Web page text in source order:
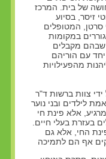
של בית. המרכז
זיסר, בסיוע
סרטן, המטופלים
במקומות
שבהם מקבלים
עם הוריהם
מהפעילויות
צוות ברשות ד"ר
לילדים ובני נוער
אלא פינת חי
בעזרת בעלי חיים.
החי, אלא גם
אף הם לתמיכה